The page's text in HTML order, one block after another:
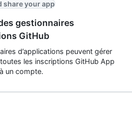
share your app
gestionnaires
GitHub
d’applications peuvent gérer
les inscriptions GitHub App
un compte.